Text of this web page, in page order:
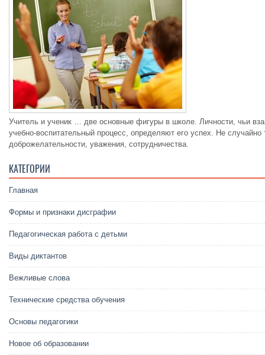
Учитель и ученик … две основные фигуры в школе. Личности, чьи
учебно-воспитательный процесс, определяют его успех. Не
доброжелательности, уважения, сотрудничества.
КАТЕГОРИИ
Главная
Формы и признаки дисграфии
Педагогическая работа с детьми
Виды диктантов
Вежливые слова
Технические средства обучения
Основы педагогики
Новое об образовании